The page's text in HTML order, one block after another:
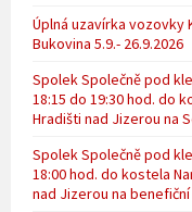
Úplná uzavírka vozovky
Bukovina 5.9.- 26.9.2026
Spolek Společně pod
18:15 do 19:30 hod. do
Hradišti nad Jizerou na
Spolek Společně pod
18:00 hod. do kostela
nad Jizerou na